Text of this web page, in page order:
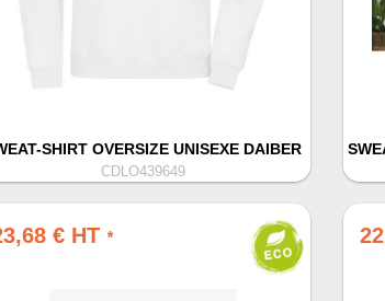
SHIRT OVERSIZE UNISEXE DAIBER
CDLO439649
€ HT *